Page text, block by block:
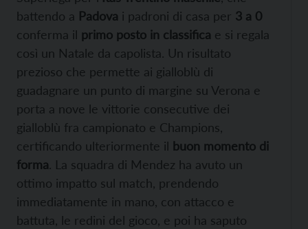
battendo a Padova i padroni di casa per 3 a 0
conferma il primo posto in classifica e si regala
così un Natale da capolista. Un risultato
prezioso che permette ai gialloblù di
guadagnare un punto di margine su Verona e
porta a nove le vittorie consecutive dei
gialloblù fra campionato e Champions,
certificando ulteriormente il buon momento di
forma. La squadra di Mendez ha avuto un
ottimo impatto sul match, prendendo
immediatamente in mano, con attacco e
battuta, le redini del gioco, e poi ha saputo